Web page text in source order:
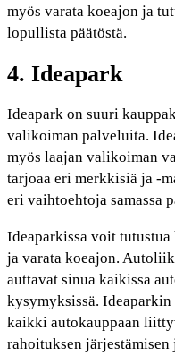
myös varata koeajon ja
lopullista päätöstä.
4. Ideapark
Ideapark on suuri
valikoiman palveluita.
myös laajan valikoiman
tarjoaa eri merkkisiä ja -
eri vaihtoehtoja samassa
Ideaparkissa voit tutustua
ja varata koeajon.
auttavat sinua kaikissa
kysymyksissä.
kaikki autokauppaan
rahoituksen järjestämisen